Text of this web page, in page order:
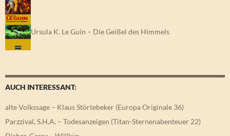
Ursula K. Le Guin – Die Geißel des Himmels
AUCH INTERESSANT:
alte Volkssage – Klaus Störtebeker (Europa Originale 36)
Parzzival, S.H.A. – Todesanzeigen (Titan-Sternenabenteuer 22)